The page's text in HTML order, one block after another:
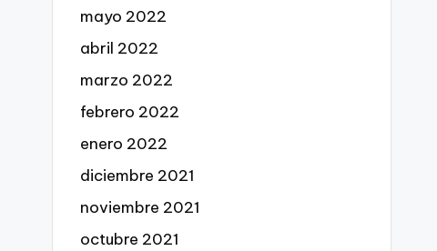
mayo 2022
abril 2022
marzo 2022
febrero 2022
enero 2022
diciembre 2021
noviembre 2021
octubre 2021